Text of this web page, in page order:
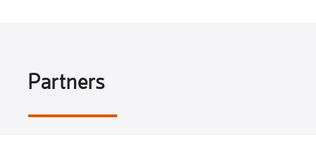
Partners